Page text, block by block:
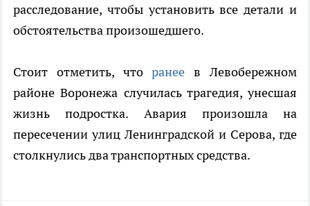
расследование, чтобы установить все детали и
обстоятельства произошедшего.
Стоит отметить, чторанее в Левобережном
районе Воронежа случилась трагедия, унесшая
жизнь подростка. Авария произошла на
пересечении улиц Ленинградской и Серова, где
столкнулись два транспортных средства.